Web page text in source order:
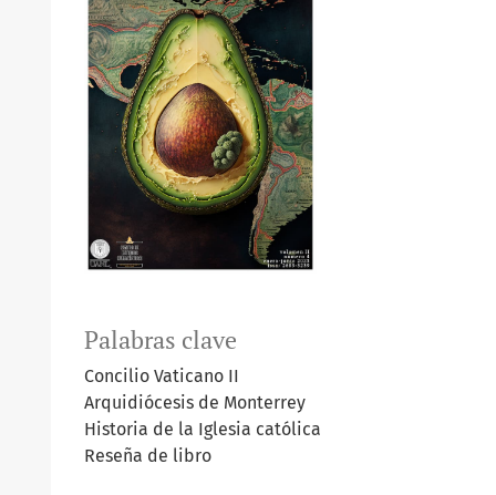
Palabras clave
Concilio Vaticano II
Arquidiócesis de Monterrey
Historia de la Iglesia católica
Reseña de libro